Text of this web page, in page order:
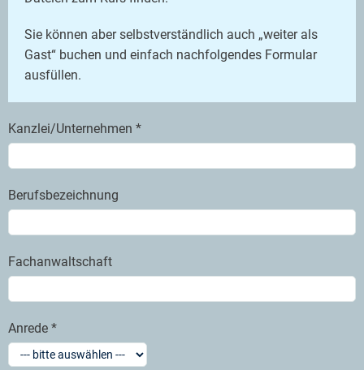
Sie können aber selbstverständlich auch „weiter als
Gast“ buchen und einfach nachfolgendes Formular
ausfüllen.
Kanzlei/Unternehmen *
Berufsbezeichnung
Fachanwaltschaft
Anrede *